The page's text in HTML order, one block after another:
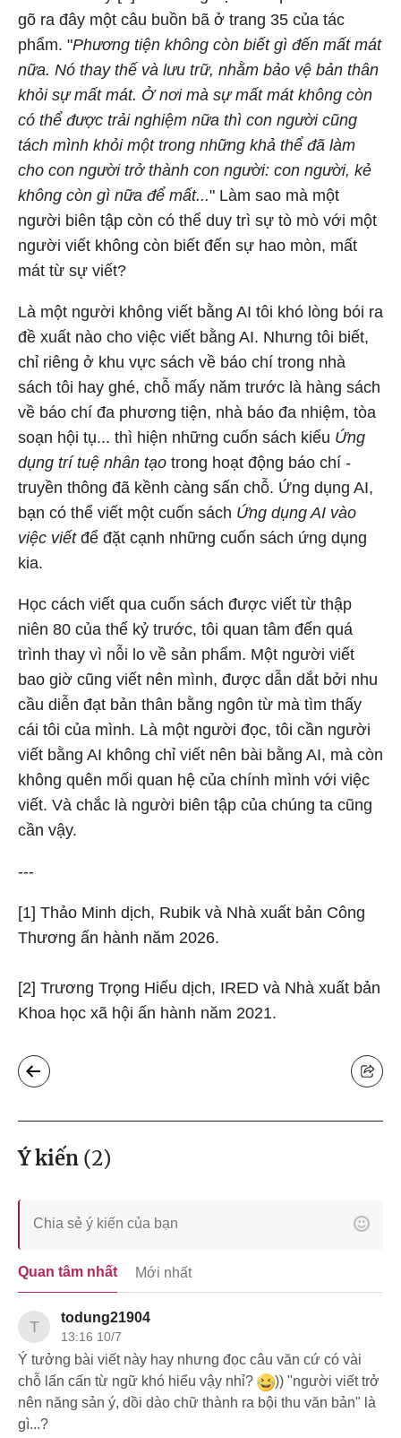
gõ ra đây một câu buồn bã ở trang 35 của tác
phẩm. "Phương tiện không còn biết gì đến mất mát
nữa. Nó thay thế và lưu trữ, nhằm bảo vệ bản thân
khỏi sự mất mát. Ở nơi mà sự mất mát không còn
có thể được trải nghiệm nữa thì con người cũng
tách mình khỏi một trong những khả thể đã làm
cho con người trở thành con người: con người, kẻ
không còn gì nữa để mất..." Làm sao mà một
người biên tập còn có thể duy trì sự tò mò với một
người viết không còn biết đến sự hao mòn, mất
mát từ sự viết?
Là một người không viết bằng AI tôi khó lòng bói ra
đề xuất nào cho việc viết bằng AI. Nhưng tôi biết,
chỉ riêng ở khu vực sách về báo chí trong nhà
sách tôi hay ghé, chỗ mấy năm trước là hàng sách
về báo chí đa phương tiện, nhà báo đa nhiệm, tòa
soạn hội tụ... thì hiện những cuốn sách kiểu Ứng
dụng trí tuệ nhân tạo trong hoạt động báo chí -
truyền thông đã kềnh càng sấn chỗ. Ứng dụng AI,
bạn có thể viết một cuốn sách Ứng dụng AI vào
việc viếtđể đặt cạnh những cuốn sách ứng dụng
kia.
Học cách viết qua cuốn sách được viết từ thập
niên 80 của thế kỷ trước, tôi quan tâm đến quá
trình thay vì nỗi lo về sản phẩm. Một người viết
bao giờ cũng viết nên mình, được dẫn dắt bởi nhu
cầu diễn đạt bản thân bằng ngôn từ mà tìm thấy
cái tôi của mình. Là một người đọc, tôi cần người
viết bằng AI không chỉ viết nên bài bằng AI, mà còn
không quên mối quan hệ của chính mình với việc
viết. Và chắc là người biên tập của chúng ta cũng
cần vậy.
---
[1] Thảo Minh dịch, Rubik và Nhà xuất bản Công
Thương ấn hành năm 2026.
[2] Trương Trọng Hiếu dịch, IRED và Nhà xuất bản
Khoa học xã hội ấn hành năm 2021.
Ý kiến (2)
Quan tâm nhất Mới nhất
T todung21904
13:16 10/7
Ý tưởng bài viết này hay nhưng đọc câu văn cứ có vài
chỗ lấn cấn từ ngữ khó hiểu vậy nhỉ?
)) "người viết trở
nên năng sản ý, dồi dào chữ thành ra bội thu văn bản" là
gì...?